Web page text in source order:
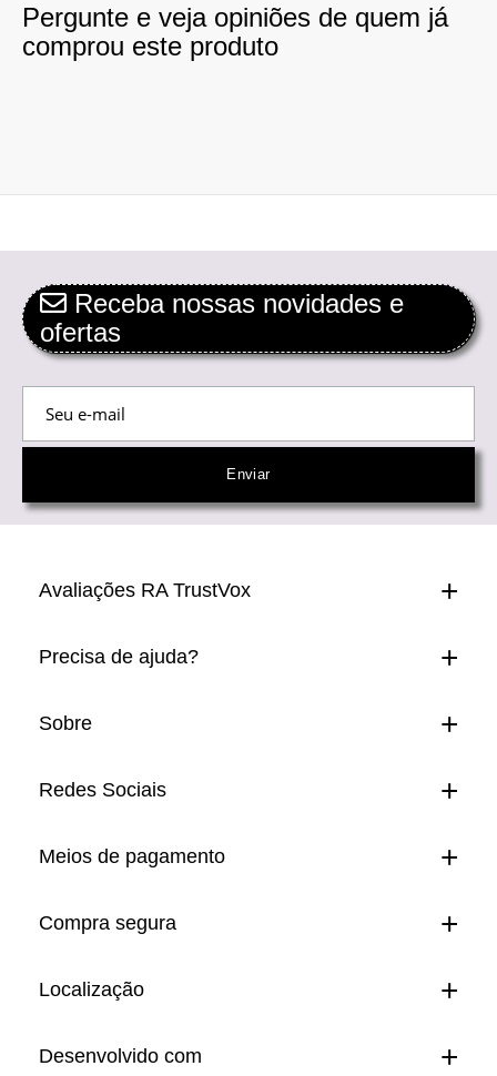
Pergunte e veja opiniões de quem já
comprou este produto
Receba nossas novidades e
ofertas
Avaliações RA TrustVox
Precisa de ajuda?
Sobre
Redes Sociais
Meios de pagamento
Compra segura
Localização
Desenvolvido com